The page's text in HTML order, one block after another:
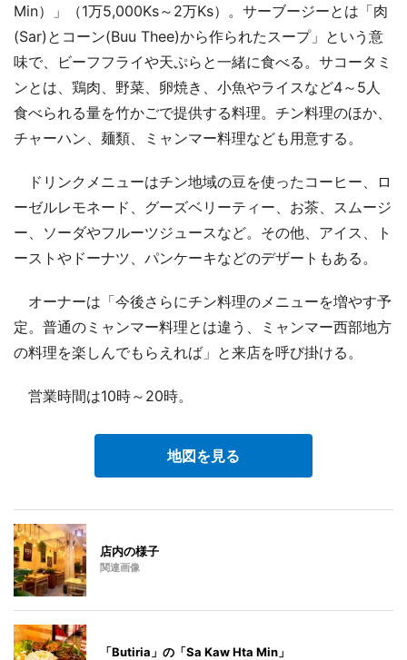
Min）」（1万5,000Ks～2万Ks）。サーブージーとは「肉
(Sar)とコーン(Buu Thee)から作られたスープ」という意
味で、ビーフフライや天ぷらと一緒に食べる。サコータミ
ンとは、鶏肉、野菜、卵焼き、小魚やライスなど4～5人
食べられる量を竹かごで提供する料理。チン料理のほか、
チャーハン、麺類、ミャンマー料理なども用意する。
ドリンクメニューはチン地域の豆を使ったコーヒー、ロ
ーゼルレモネード、グーズベリーティー、お茶、スムージ
ー、ソーダやフルーツジュースなど。その他、アイス、ト
ーストやドーナツ、パンケーキなどのデザートもある。
オーナーは「今後さらにチン料理のメニューを増やす予
定。普通のミャンマー料理とは違う、ミャンマー西部地方
の料理を楽しんでもらえれば」と来店を呼び掛ける。
営業時間は10時～20時。
地図を見る
店内の様子
関連画像
「Butiria」の「Sa Kaw Hta Min」